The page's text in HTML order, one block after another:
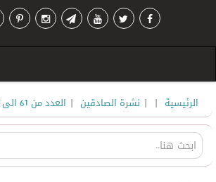
الرئيسية |
| نشرة الصادقين | العدد من 61 الى 80